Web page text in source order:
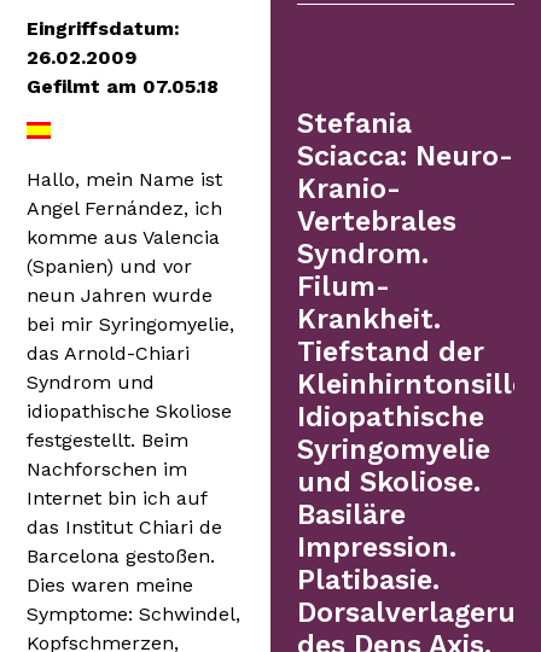
Eingriffsdatum:
26.02.2009
Gefilmt am 07.05.18
Hallo, mein Name ist
Angel Fernández, ich
komme aus Valencia
(Spanien) und vor
neun Jahren wurde
bei mir Syringomyelie,
das Arnold-Chiari
Syndrom und
idiopathische Skoliose
festgestellt. Beim
Nachforschen im
Internet bin ich auf
das Institut Chiari de
Barcelona gestoßen.
Dies waren meine
Symptome: Schwindel,
Kopfschmerzen,
Stefania
Sciacca: Neuro-
Kranio-
Vertebrales
Syndrom.
Filum-
Krankheit.
Tiefstand der
Idiopathische
Syringomyelie
und Skoliose.
Basiläre
Impression.
Platibasie.